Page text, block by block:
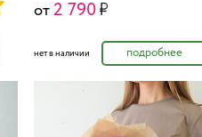
от 2 790
нет в наличии подробнее